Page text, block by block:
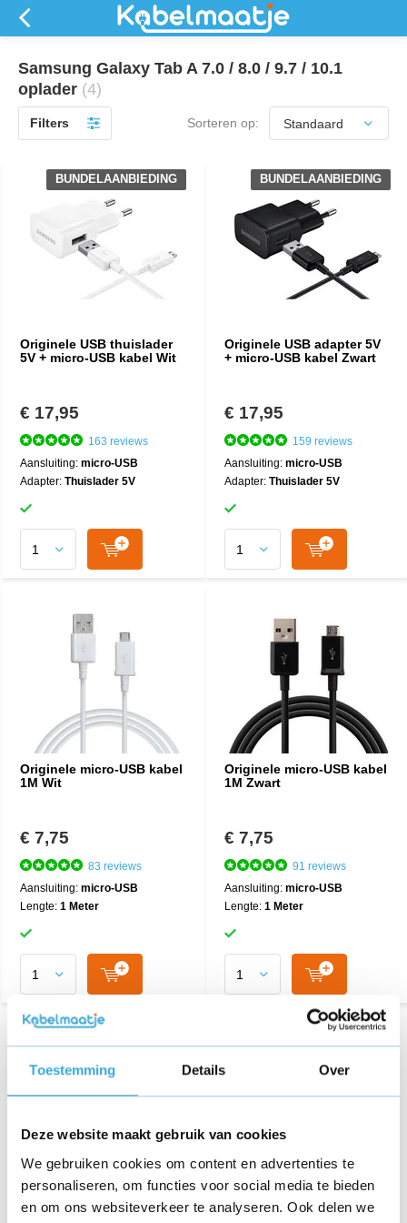
Toestemming Details Over
Deze website maakt gebruik van cookies
We gebruiken cookies om content en advertenties te
personaliseren, om functies voor social media te bieden
en om ons websiteverkeer te analyseren. Ook delen we
Samsung Galaxy Tab A 7.0 / 8.0 / 9.7 / 10.1
oplader (4)
Filters Sorteren op:
Originele USB thuislader
5V + micro-USB kabel Wit
BUNDELAANBIEDING
€ 17,95
163 reviews
Aansluiting: micro-USB
Adapter: Thuislader 5V
Originele USB adapter 5V
+ micro-USB kabel Zwart
BUNDELAANBIEDING
€ 17,95
159 reviews
Aansluiting: micro-USB
Adapter: Thuislader 5V
Originele micro-USB kabel
1M Wit
€ 7,75
83 reviews
Aansluiting: micro-USB
Lengte: 1 Meter
Originele micro-USB kabel
1M Zwart
€ 7,75
91 reviews
Aansluiting: micro-USB
Lengte: 1 Meter